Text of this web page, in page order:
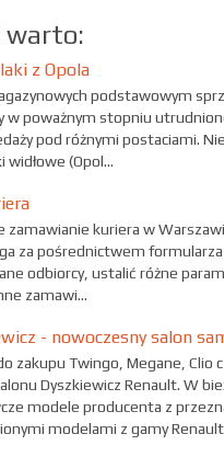
warto:
z Opola
podstawowym
w poważnym stopniu
pod różnymi postaciami.
(Opol...
zamawianie kuriera w
za pośrednictwem
odbiorcy, ustalić różne
zamawi...
- nowoczesny salon
zakupu Twingo, Megane, Clio
Dyszkiewicz Renault. W
modele producenta z
modelami z gamy